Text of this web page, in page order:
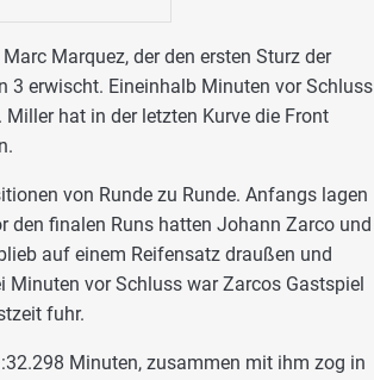
Marquez, der den ersten Sturz der
3 erwischt. Eineinhalb Minuten vor Schluss
hat in der letzten Kurve die Front
von Runde zu Runde. Anfangs lagen
den finalen Runs hatten Johann Zarco und
auf einem Reifensatz draußen und
Minuten vor Schluss war Zarcos Gastspiel
fuhr.
Minuten, zusammen mit ihm zog in